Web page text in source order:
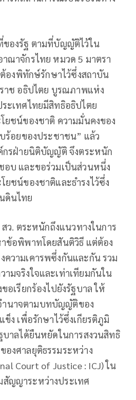
ของรัฐ ตามที่บัญญัติไว้ใน
ณาจักรไทย หมวด 5 มาตรา
องพิทักษ์รักษาไว้ซึ่งสถาบัน
าช อธิปไตย บูรณภาพแห่ง
ะเทศไทยมีสิทธิอธิปไตย
ยชน์ของชาติ ความมั่นคงของ
ร้อยของประชาชน” แล้ว
กรฝ่ายนิติบัญญัติ จึงตระหนัก
บ และขอร่วมเป็นส่วนหนึ่ง
ยชน์ของชาติและธำรงไว้ซึ่ง
ดินไทย
ว. ตระหนักถึงแนวทางในการ
ข้อพิพาทโดยสันติวิธี แต่ต้อง
วามเคารพซึ่งกันและกัน รวม
มจริงใจและเท่าเทียมกันใน
อเรียกร้องไปยังรัฐบาล ให้
นาจตามบทบัญญัติของ
ง เพื่อรักษาไว้ซึ่งเกียรติภูมิ
าลได้ยืนหยัดในการสงวนสิทธิ
องศาลยุติธรรมระหว่าง
Court of Justice : ICJ) ใน
ญญาระหว่างประเทศ